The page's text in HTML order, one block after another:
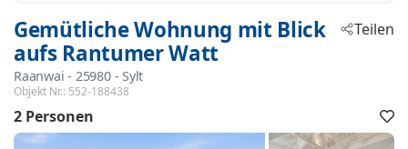
Gemütliche Wohnung mit Blick
aufs Rantumer Watt
Raanwai - 25980 - Sylt
Objekt Nr.: 552-188438
Teilen
2 Personen